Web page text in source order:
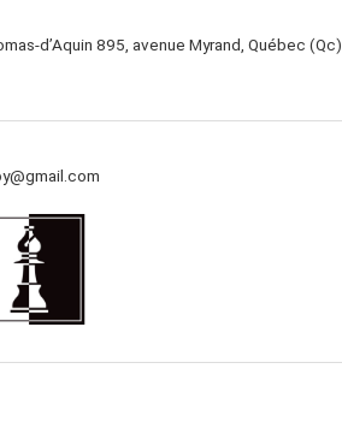
d’Aquin 895, avenue Myrand, Québec (Qc)